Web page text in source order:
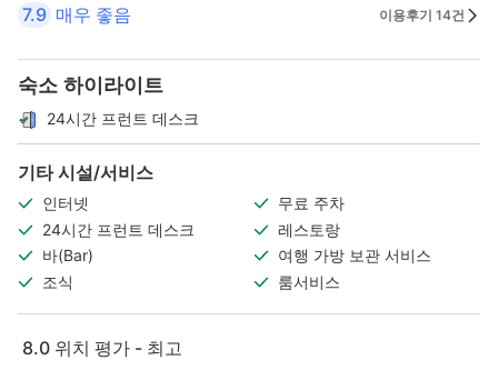
7.9 매우 좋음 이용후기 14건
숙소 하이라이트
24시간 프런트 데스크
기타 시설/서비스
인터넷
무료 주차
24시간 프런트 데스크
레스토랑
바(Bar)
여행 가방 보관 서비스
조식
룸서비스
8.0 위치 평가 - 최고